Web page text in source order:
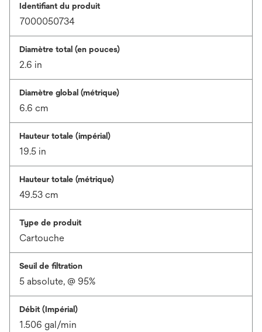
Identifiant du produit
7000050734
Diamètre total (en pouces)
2.6 in
Diamètre global (métrique)
6.6 cm
Hauteur totale (impérial)
19.5 in
Hauteur totale (métrique)
49.53 cm
Type de produit
Cartouche
Seuil de filtration
5 absolute, @ 95%
Débit (Impérial)
1.506 gal/min